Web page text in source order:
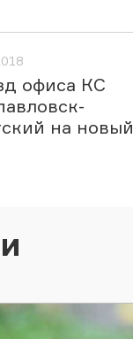
офиса КС
на новый